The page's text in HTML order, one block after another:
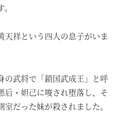
天祥という四人の息子がいま
の武将で「鎖国武成王」と呼
后・妲己に唆され堕落し、そ
だった妹が殺されました。